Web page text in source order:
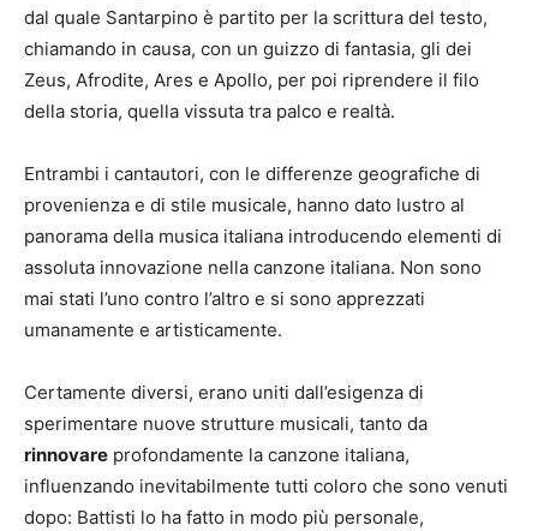
dal quale Santarpino è partito per la scrittura del testo,
chiamando in causa, con un guizzo di fantasia, gli dei
Zeus, Afrodite, Ares e Apollo, per poi riprendere il filo
della storia, quella vissuta tra palco e realtà.
Entrambi i cantautori, con le differenze geografiche di
provenienza e di stile musicale, hanno dato lustro al
panorama della musica italiana introducendo elementi di
assoluta innovazione nella canzone italiana. Non sono
mai stati l’uno contro l’altro e si sono apprezzati
umanamente e artisticamente.
Certamente diversi, erano uniti dall’esigenza di
sperimentare nuove strutture musicali, tanto da
rinnovare profondamente la canzone italiana,
influenzando inevitabilmente tutti coloro che sono venuti
dopo: Battisti lo ha fatto in modo più personale,